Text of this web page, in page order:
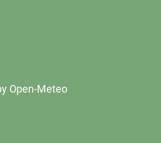
Open-Meteo